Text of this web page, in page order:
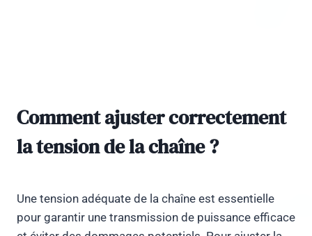
Comment ajuster correctement
la tension de la chaîne ?
Une tension adéquate de la chaîne est essentielle
pour garantir une transmission de puissance efficace